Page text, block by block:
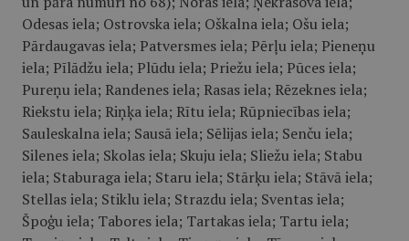
Odesas iela; Ostrovska iela; Oškalna iela; Ošu iela;
Pārdaugavas iela; Patversmes iela; Pērļu iela; Pieneņu
iela; Pīlādžu iela; Plūdu iela; Priežu iela; Pūces iela;
Pureņu iela; Randenes iela; Rasas iela; Rēzeknes iela;
Riekstu iela; Riņķa iela; Rītu iela; Rūpniecības iela;
Sauleskalna iela; Sausā iela; Sēlijas iela; Senču iela;
Silenes iela; Skolas iela; Skuju iela; Sliežu iela; Stabu
iela; Staburaga iela; Staru iela; Stārķu iela; Stāvā iela;
Stellas iela; Stiklu iela; Strazdu iela; Sventas iela;
Špoģu iela; Tabores iela; Tartakas iela; Tartu iela;